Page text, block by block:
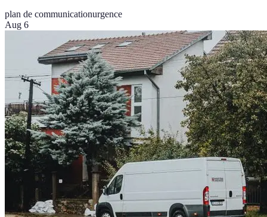
plan de communicationurgence
Aug 6